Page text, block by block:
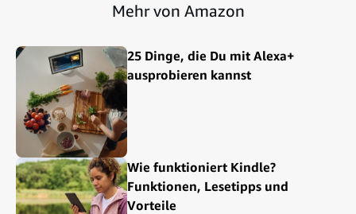
Mehr von Amazon
25 Dinge, die Du mit Alexa+
ausprobieren kannst
Wie funktioniert Kindle?
Funktionen, Lesetipps und
Vorteile